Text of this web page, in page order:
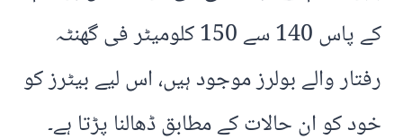
کے پاس 140 سے 150 کلومیٹر فی گھنٹہ
رفتار والے بولرز موجود ہیں، اس لیے بیٹرز کو
خود کو ان حالات کے مطابق ڈھالنا پڑتا ہے۔